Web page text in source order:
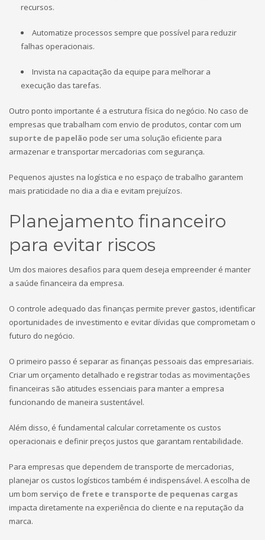
recursos.
Automatize processos sempre que possível para reduzir
falhas operacionais.
Invista na capacitação da equipe para melhorar a
execução das tarefas.
Outro ponto importante é a estrutura física do negócio. No caso de
empresas que trabalham com envio de produtos, contar com um
suporte de papelão pode ser uma solução eficiente para
armazenar e transportar mercadorias com segurança.
Pequenos ajustes na logística e no espaço de trabalho garantem
mais praticidade no dia a dia e evitam prejuízos.
Planejamento financeiro
para evitar riscos
Um dos maiores desafios para quem deseja empreender é manter
a saúde financeira da empresa.
O controle adequado das finanças permite prever gastos, identificar
oportunidades de investimento e evitar dívidas que comprometam o
futuro do negócio.
O primeiro passo é separar as finanças pessoais das empresariais.
Criar um orçamento detalhado e registrar todas as movimentações
financeiras são atitudes essenciais para manter a empresa
funcionando de maneira sustentável.
Além disso, é fundamental calcular corretamente os custos
operacionais e definir preços justos que garantam rentabilidade.
Para empresas que dependem de transporte de mercadorias,
planejar os custos logísticos também é indispensável. A escolha de
um bom serviço de frete e transporte de pequenas cargas
impacta diretamente na experiência do cliente e na reputação da
marca.